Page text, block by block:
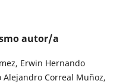
autor/a
Erwin Hernando
Alejandro Correal Muñoz,